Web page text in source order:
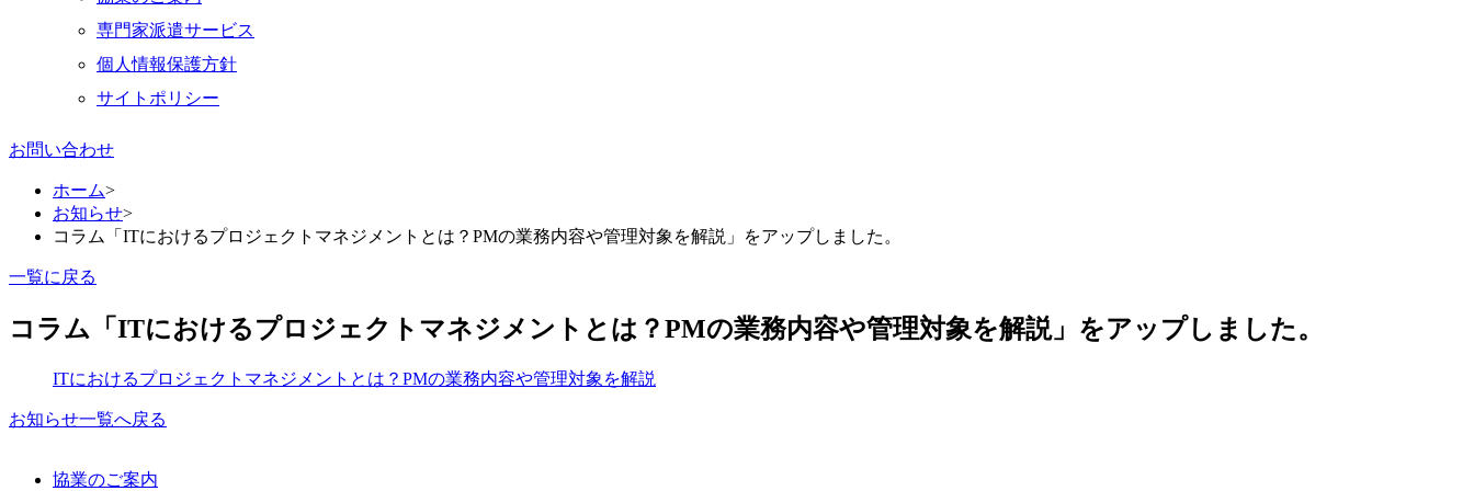
専門家派遣サービス
個人情報保護方針
サイトポリシー
お問い合わせ
ホーム>
お知らせ>
コラム「ITにおけるプロジェクトマネジメントとは？PMの業務内容や管理対象を解説」をアップしました。
一覧に戻る
コラム「ITにおけるプロジェクトマネジメントとは？PMの業務内容や管理対象を解説」をアップしました。
ITにおけるプロジェクトマネジメントとは？PMの業務内容や管理対象を解説
お知らせ一覧へ戻る
協業のご案内